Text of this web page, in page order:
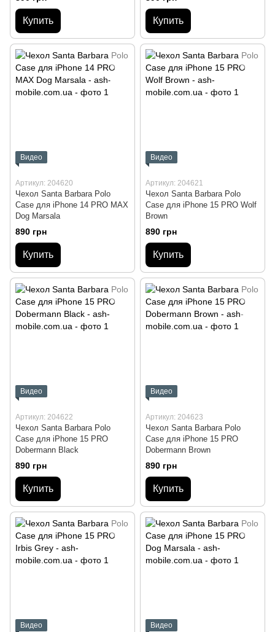
Купить Купить
Видео
Артикул: 204620
Чехол Santa Barbara Polo
Case для iPhone 14 PRO MAX
Dog Marsala
890 грн
Купить
Видео
Артикул: 204621
Чехол Santa Barbara Polo
Case для iPhone 15 PRO Wolf
Brown
890 грн
Купить
Видео
Артикул: 204622
Чехол Santa Barbara Polo
Case для iPhone 15 PRO
Dobermann Black
890 грн
Купить
Видео
Артикул: 204623
Чехол Santa Barbara Polo
Case для iPhone 15 PRO
Dobermann Brown
890 грн
Купить
Видео Видео